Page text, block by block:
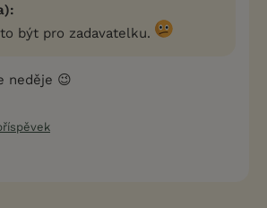
být pro zadavatelku.
neděje 😉